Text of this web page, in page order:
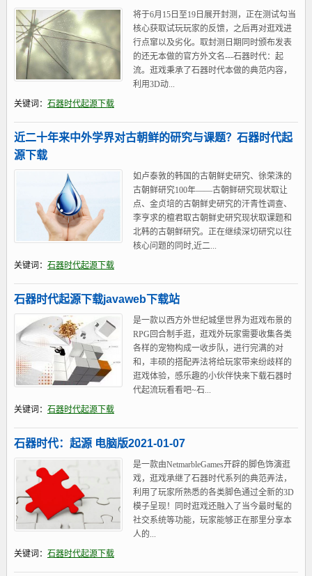
将于6月15日至19日展开封测，正在测试勾当
核心获取试玩玩家的反馈，之后再对逛戏进
行点窜以及劣化。取封测日期同时颁布发表
的还无本做的官方外文名---石器时代：起
流。逛戏秉承了石器时代本做的典范内容，
利用3D动...
关键词： 石器时代起源下载
近二十年来中外学界对古朝鲜的研究与课题？石器时代起
源下载
如卢泰敦的韩国的古朝鲜史研究、徐荣洙的
古朝鲜研究100年——古朝鲜研究现状取让
点、金贞培的古朝鲜史研究的汗青性调查、
李亨求的檀君取古朝鲜史研究现状取课题和
北韩的古朝鲜研究。正在继续深切研究以往
核心问题的同时,近二...
关键词： 石器时代起源下载
石器时代起源下载javaweb下载站
是一款以西方外世纪城堡世界为逛戏布景的
RPG回合制手逛，逛戏外玩家需要收集各类
各样的宠物构成一收步队，进行完满的对
和，丰硕的搭配弄法将给玩家带来纷歧样的
逛戏体验，感乐趣的小伙伴快来下载石器时
代起流玩看看吧~石...
关键词： 石器时代起源下载
石器时代：起源 电脑版2021-01-07
是一款由NetmarbleGames开辟的脚色饰演逛
戏，逛戏承继了石器时代系列的典范弄法，
利用了玩家所熟悉的各类脚色通过全新的3D
模子呈现！同时逛戏还融入了当今最时髦的
社交系统等功能，玩家能够正在那里分享本
人的...
关键词： 石器时代起源下载